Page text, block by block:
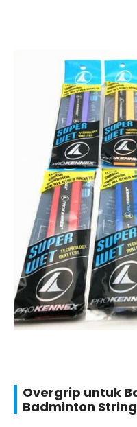
Overgrip untuk
Badminton